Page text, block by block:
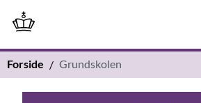
Forside Grundskolen